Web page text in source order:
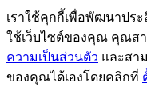
เราใช้คุกกี้เพื่อพัฒนาปร
ใช้เว็บไซต์ของคุณ คุณส
ความเป็นส่วนตัว และสา
ของคุณได้เองโดยคลิกที่